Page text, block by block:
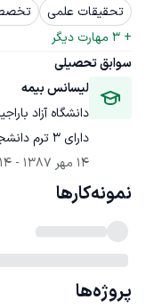
تحقیقات علمی
+
3 مهارت دیگر
سوابق تحصیلی
لیسانس بیمه
دانشگاه آزاد
دارای ۳ ترم دانشجوی معدل الف
14 مهر 1387
- 14 شهریور 1392
نمونه‌کارها
پروژه‌ها